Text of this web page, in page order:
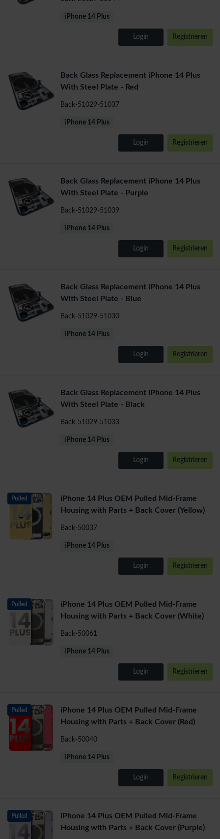
iPhone 14 Plus
Login Registrieren
Back Glass Replacement iPhone 14 Plus
With Steel Plate - Red
Back-51029-51037
iPhone 14 Plus
Login Registrieren
Back Glass Replacement iPhone 14 Plus
With Steel Plate - Purple
Back-51029-51039
iPhone 14 Plus
Login Registrieren
Back Glass Replacement iPhone 14 Plus
With Steel Plate - Blue
Back-51029-51030
iPhone 14 Plus
Login Registrieren
Back Glass Replacement iPhone 14 Plus
With Steel Plate - Black
Back-51029-51033
iPhone 14 Plus
Login Registrieren
Pulled
iPhone 14 Plus OEM Pulled Mid-Frame
Housing with Parts + Back Cover (Yellow)
Back-50037
iPhone 14 Plus
Login Registrieren
Pulled
iPhone 14 Plus OEM Pulled Mid-Frame
Housing with Parts + Back Cover (White)
Back-50061
iPhone 14 Plus
Login Registrieren
Pulled
iPhone 14 Plus OEM Pulled Mid-Frame
Housing with Parts + Back Cover (Red)
Back-50040
iPhone 14 Plus
Login Registrieren
Pulled
iPhone 14 Plus OEM Pulled Mid-Frame
Housing with Parts + Back Cover (Purple)